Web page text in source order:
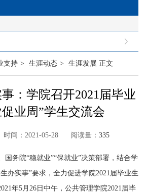
支持 > 生涯动态 > 生涯发展 正文
：学院召开2021届毕业
业周”学生交流会
间：2021-05-28 阅读量： 335
国务院“稳就业”“保就业”决策部署，结合学
办实事”要求，全力促进学院2021届毕业生
年5月 26 日中午，公共管理学院2021届毕